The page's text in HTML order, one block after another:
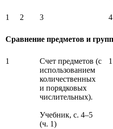
1 2 3 4
Сравнение предметов и
1
Счет предметов (с
использованием
количественных
и порядковых
числительных).
Учебник, с. 4–5
(ч. 1)
1